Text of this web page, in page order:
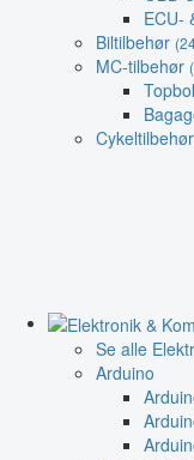
ECU-
Biltilbehør
MC-tilbehør
Cykeltilbehør
Se alle
Arduino